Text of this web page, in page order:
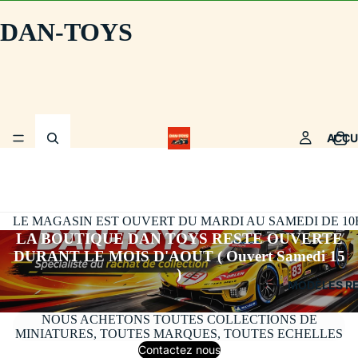
DAN-TOYS
MODÈLES
LE MAGASIN EST OUVERT DU MARDI AU SAMEDI DE
LA BOUTIQUE DAN TOYS RESTE OUVERTE
DURANT LE MOIS D'AOUT ( Ouvert Samedi 15
)
NOUS ACHETONS TOUTES COLLECTIONS DE
MINIATURES, TOUTES MARQUES, TOUTES ECHELLES
Contactez nous